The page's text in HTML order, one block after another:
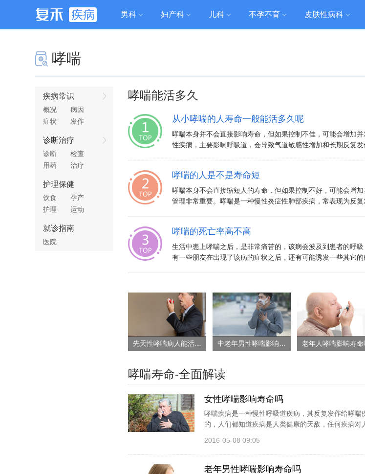
疾病 男科 妇产科 儿科 不孕不育 皮肤性病科
哮喘
疾病常识
概况
病因
症状
发作
诊断治疗
诊断
检查
用药
治疗
护理保健
饮食
孕产
护理
运动
就诊指南
医院
哮喘能活多久
从小哮喘的人寿命一般能活多久呢
哮喘本身并不会直接影响寿命，但如果控制不佳，可能会增加
性疾病，主要影响呼吸道，会导致气道敏感性增加和长期反复发
哮喘的人是不是寿命短
哮喘本身不会直接缩短人的寿命，但如果控制不好，可能会增
管理非常重要。哮喘是一种慢性炎症性肺部疾病，常表现为反复
哮喘的死亡率高不高
生活中患上哮喘之后，是非常痛苦的，该病会波及到患者的呼
有一些朋友在出现了该病的症状之后，还有可能诱发一些其它的
老年人哮喘影响寿命
哮喘寿命-全面解读
女性哮喘影响寿命吗
哮喘疾病是一种慢性呼吸道疾病，其反复发作给哮喘
的，人们都知道疾病是人类健康的天敌，任何疾病对
2016-05-08 09:05
老年男性哮喘影响寿命吗